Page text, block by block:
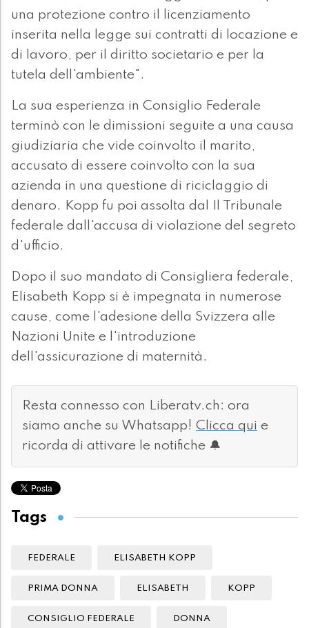
una protezione contro il licenziamento
inserita nella legge sui contratti di locazione e
di lavoro, per il diritto societario e per la
tutela dell'ambiente".
La sua esperienza in Consiglio Federale
terminò con le dimissioni seguite a una causa
giudiziaria che vide coinvolto il marito,
accusato di essere coinvolto con la sua
azienda in una questione di riciclaggio di
denaro. Kopp fu poi assolta dal Il Tribunale
federale dall'accusa di violazione del segreto
d'ufficio.
Dopo il suo mandato di Consigliera federale,
Elisabeth Kopp si è impegnata in numerose
cause, come l'adesione della Svizzera alle
Nazioni Unite e l'introduzione
dell'assicurazione di maternità.
Resta connesso con Liberatv.ch: ora
siamo anche su Whatsapp! Clicca qui e
ricorda di attivare le notifiche 🔔
Tags
FEDERALE ELISABETH KOPP
PRIMA DONNA ELISABETH KOPP
CONSIGLIO FEDERALE DONNA